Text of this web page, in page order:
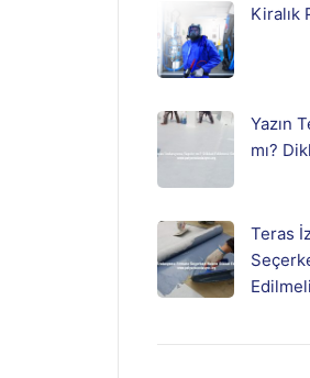
Kiralık
Yazın
mı?
Teras